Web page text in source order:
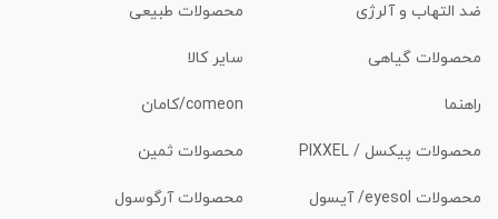
ضد التهاب و آلرژی محصولات طبیعی
محصولات گیاهی سایر کالا
راهنما comeon/کامان
محصولات پیکسل / PIXXEL محصولات ثمین
محصولات eyesol/ آیسول محصولات آرگوسول